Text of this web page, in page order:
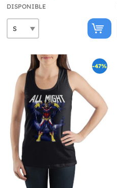
DISPONIBLE
-47%